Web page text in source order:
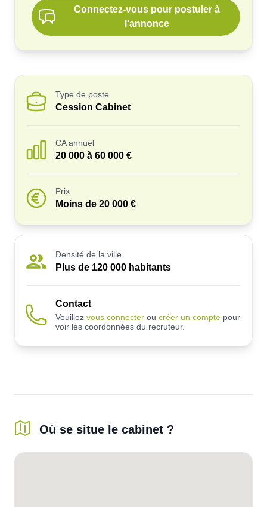
Connectez-vous pour postuler à
l'annonce
Type de poste
Cession Cabinet
CA annuel
20 000 à 60 000 €
Prix
Moins de 20 000 €
Densité de la ville
Plus de 120 000 habitants
Contact
Veuillez vous connecter ou créer un compte pour
voir les coordonnées du recruteur.
Où se situe le cabinet ?